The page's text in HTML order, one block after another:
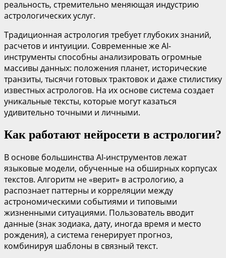
реальность, стремительно меняющая индустрию
астрологических услуг.
Традиционная астрология требует глубоких знаний,
расчетов и интуиции. Современные же AI-
инструменты способны анализировать огромные
массивы данных: положения планет, исторические
транзиты, тысячи готовых трактовок и даже стилистику
известных астрологов. На их основе система создает
уникальные тексты, которые могут казаться
удивительно точными и личными.
Как работают нейросети в астрологии?
В основе большинства AI-инструментов лежат
языковые модели, обученные на обширных корпусах
текстов. Алгоритм не «верит» в астрологию, а
распознает паттерны и корреляции между
астрономическими событиями и типовыми
жизненными ситуациями. Пользователь вводит
данные (знак зодиака, дату, иногда время и место
рождения), а система генерирует прогноз,
комбинируя шаблоны в связный текст.